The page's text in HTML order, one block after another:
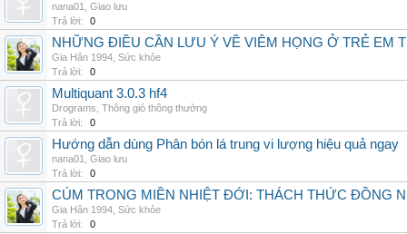
nana01
Giao lưu
Trả lời:
0
NHỮNG ĐIỀU CẦN LƯU Ý VỀ VIÊM HỌNG Ở TRẺ EM
Gia Hân 1994 Sức khỏe
Trả lời:
0
Multiquant 3.0.3 hf4
Drograms Thông gió thông thường
Trả lời:
0
Hướng dẫn dùng Phân bón lá trung vi lượng hiệu quả ngay
nana01
Giao lưu
Trả lời:
0
CÚM TRONG MIỀN NHIỆT ĐỚI: THÁCH THỨC ĐỒNG
Gia Hân 1994 Sức khỏe
Trả lời:
0